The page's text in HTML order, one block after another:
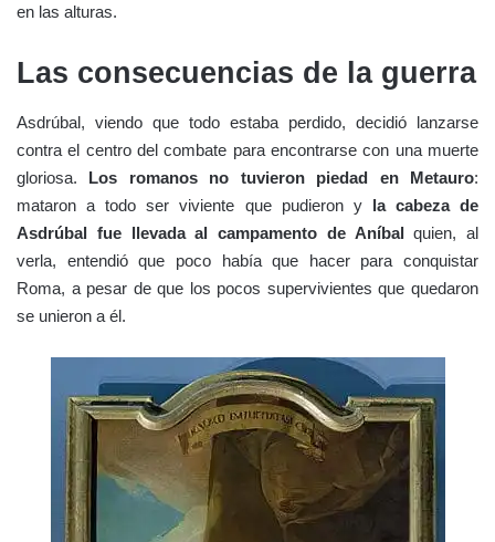
en las alturas.
Las consecuencias de la guerra
Asdrúbal, viendo que todo estaba perdido, decidió lanzarse
contra el centro del combate para encontrarse con una muerte
gloriosa. Los romanos no tuvieron piedad en Metauro:
mataron a todo ser viviente que pudieron y la cabeza de
Asdrúbal fue llevada al campamento de Aníbal quien, al
verla, entendió que poco había que hacer para conquistar
Roma, a pesar de que los pocos supervivientes que quedaron
se unieron a él.